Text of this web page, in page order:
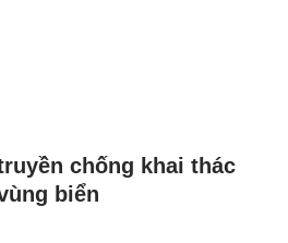
chống khai thác
biển